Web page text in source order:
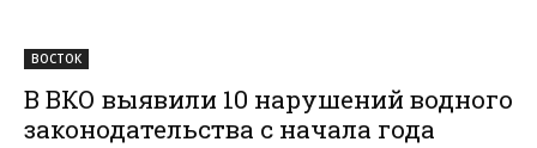
ВОСТОК
В ВКО выявили 10 нарушений водного
законодательства с начала года